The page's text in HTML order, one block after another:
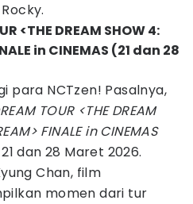
<THE DREAM SHOW 4:
in CINEMAS (21 dan 28
para NCTzen! Pasalnya,
TOUR <THE DREAM
FINALE in CINEMAS
dan 28 Maret 2026.
Chan, film
momen dari tur